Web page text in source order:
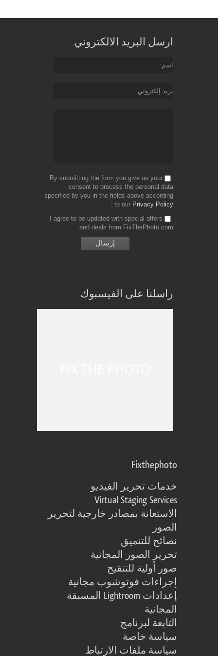
ارسل البريد الالكتروني
اسم
بريد إلكتروني
By submitting the form you give us your
consent to process the personal data
specified by you in the fields above according
to our Privacy Policy
I agree to be updated with special offers
and deals from FixThePhoto.com
راسلنا على الفيسبوك
Fixthephoto
خدمات تحرير الفيديو
Virtual Staging Services
الاستعانة بمصادر خارجية لتحرير
الصور
نصائح للتنميق
تحرير الصور المجانية
صور أولية للتنقيح
إجراءات فوتوشوب مجانية
إعدادات Lightroom المسبقة
المجانية
التابعة لبرنامج
سياسة خاصة
سياسة ملفات الارتباط